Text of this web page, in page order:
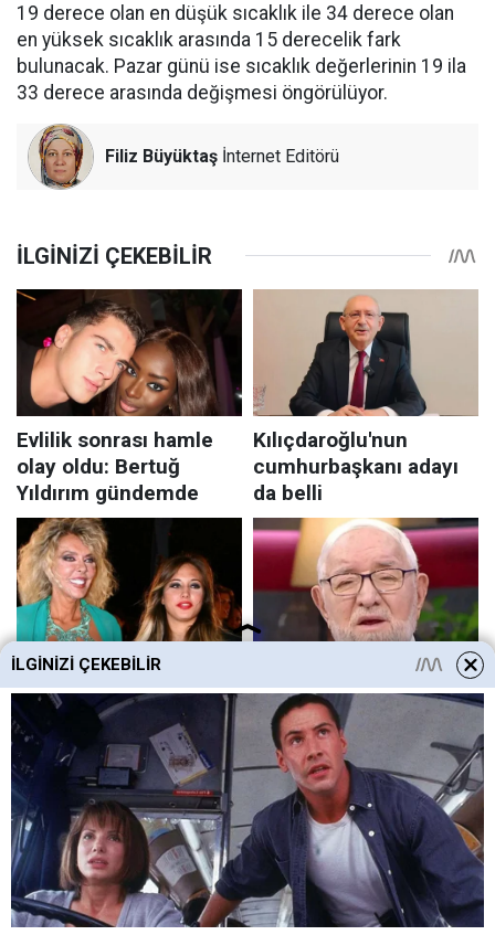
19 derece olan en düşük sıcaklık ile 34 derece olan
en yüksek sıcaklık arasında 15 derecelik fark
bulunacak. Pazar günü ise sıcaklık değerlerinin 19 ila
33 derece arasında değişmesi öngörülüyor.
Filiz Büyüktaş İnternet Editörü
İLGINIZI ÇEKEBILIR